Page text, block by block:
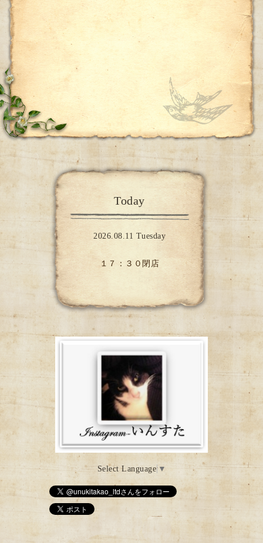
Today
2026.08.11 Tuesday
１７：３０閉店
Select Language ▼